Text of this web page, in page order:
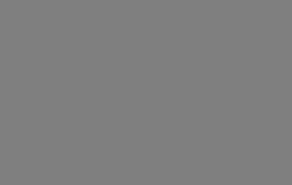
hinzufügen